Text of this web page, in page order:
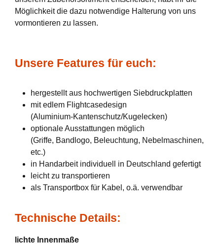
Möglichkeit die dazu notwendige Halterung von uns
vormontieren zu lassen.
Unsere Features für euch:
hergestellt aus hochwertigen Siebdruckplatten
mit edlem Flightcasedesign
(Aluminium-Kantenschutz/Kugelecken)
optionale Ausstattungen möglich
(Griffe, Bandlogo, Beleuchtung, Nebelmaschinen,
etc.)
in Handarbeit individuell in Deutschland gefertigt
leicht zu transportieren
als Transportbox für Kabel, o.ä. verwendbar
Technische Details:
lichte Innenmaße